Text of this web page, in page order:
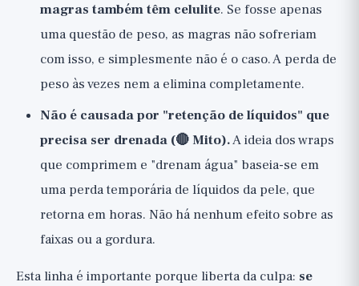
magras também têm celulite. Se fosse apenas
uma questão de peso, as magras não sofreriam
com isso, e simplesmente não é o caso. A perda de
peso às vezes nem a elimina completamente.
Não é causada por "retenção de líquidos" que
precisa ser drenada (🔴 Mito).A ideia dos wraps
que comprimem e "drenam água" baseia-se em
uma perda temporária de líquidos da pele, que
retorna em horas. Não há nenhum efeito sobre as
faixas ou a gordura.
Esta linha é importante porque liberta da culpa: se